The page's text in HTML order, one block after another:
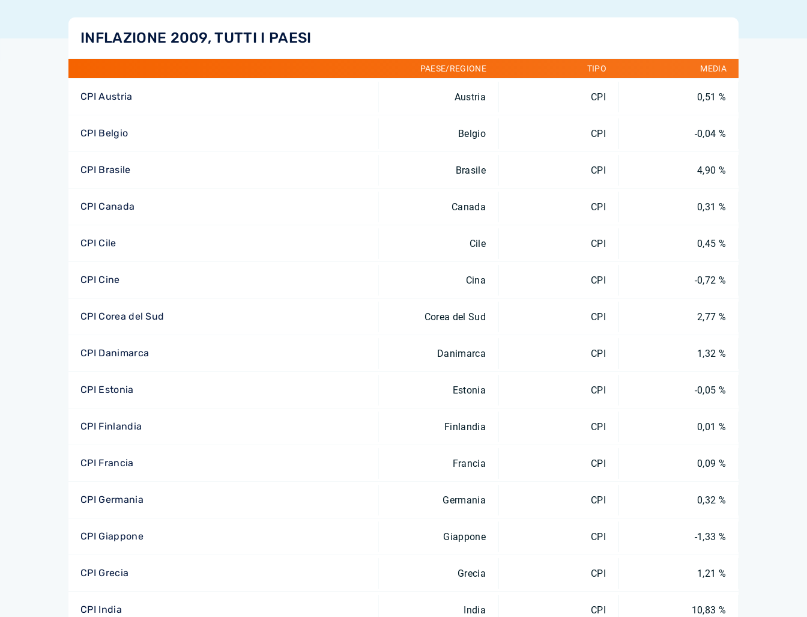
INFLAZIONE 2009, TUTTI I PAESI
PAESE/REGIONE TIPO MEDIA
CPI Austria Austria CPI 0,51 %
CPI Belgio Belgio CPI -0,04 %
CPI Brasile Brasile CPI 4,90 %
CPI Canada Canada CPI 0,31 %
CPI Cile Cile CPI 0,45 %
CPI Cine Cina CPI -0,72 %
CPI Corea del Sud Corea del Sud CPI 2,77 %
CPI Danimarca Danimarca CPI 1,32 %
CPI Estonia Estonia CPI -0,05 %
CPI Finlandia Finlandia CPI 0,01 %
CPI Francia Francia CPI 0,09 %
CPI Germania Germania CPI 0,32 %
CPI Giappone Giappone CPI -1,33 %
CPI Grecia Grecia CPI 1,21 %
CPI India India CPI 10,83 %